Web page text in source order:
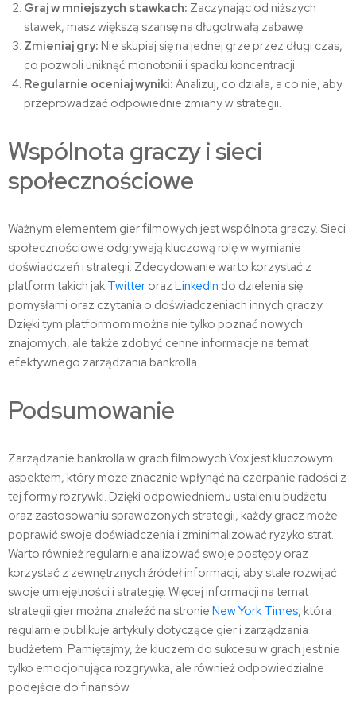
Graj w mniejszych stawkach: Zaczynając od niższych
stawek, masz większą szansę na długotrwałą zabawę.
Zmieniaj gry: Nie skupiaj się na jednej grze przez długi czas,
co pozwoli uniknąć monotonii i spadku koncentracji.
Regularnie oceniaj wyniki: Analizuj, co działa, a co nie, aby
przeprowadzać odpowiednie zmiany w strategii.
Wspólnota graczy i sieci
społecznościowe
Ważnym elementem gier filmowych jest wspólnota graczy. Sieci
społecznościowe odgrywają kluczową rolę w wymianie
doświadczeń i strategii. Zdecydowanie warto korzystać z
platform takich jak Twitter oraz LinkedIn do dzielenia się
pomysłami oraz czytania o doświadczeniach innych graczy.
Dzięki tym platformom można nie tylko poznać nowych
znajomych, ale także zdobyć cenne informacje na temat
efektywnego zarządzania bankrolla.
Podsumowanie
Zarządzanie bankrolla w grach filmowych Vox jest kluczowym
aspektem, który może znacznie wpłynąć na czerpanie radości z
tej formy rozrywki. Dzięki odpowiedniemu ustaleniu budżetu
oraz zastosowaniu sprawdzonych strategii, każdy gracz może
poprawić swoje doświadczenia i zminimalizować ryzyko strat.
Warto również regularnie analizować swoje postępy oraz
korzystać z zewnętrznych źródeł informacji, aby stale rozwijać
swoje umiejętności i strategię. Więcej informacji na temat
strategii gier można znaleźć na stronie New York Times, która
regularnie publikuje artykuły dotyczące gier i zarządzania
budżetem. Pamiętajmy, że kluczem do sukcesu w grach jest nie
tylko emocjonująca rozgrywka, ale również odpowiedzialne
podejście do finansów.